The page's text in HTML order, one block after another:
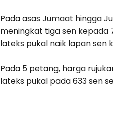
Pada asas Jumaat hingga
meningkat tiga sen kepada
lateks pukal naik lapan sen
Pada 5 petang, harga
lateks pukal pada 633 sen